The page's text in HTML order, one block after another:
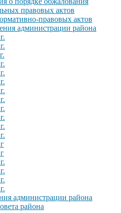
правовых актов
правовых актов
администрации района
администрации района
района